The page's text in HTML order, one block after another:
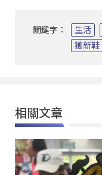
關鍵字： 生活
獲新鞋
相關文章